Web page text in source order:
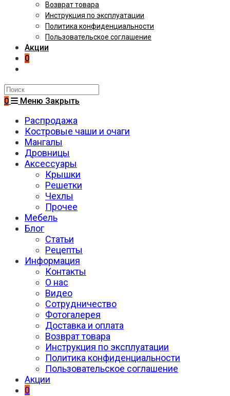
Возврат товара
Инструкция по эксплуатации
Политика конфиденциальности
Пользовательское соглашение
Акции
0
Поиск
на
0 Меню Закрыть
Распродажа
Костровые чаши и очаги
Мангалы
Дровницы
Аксессуары
Крышки
Решетки
Чехлы
Прочее
Мебель
Блог
Статьи
Рецепты
Информация
Контакты
О нас
Видео
Сотрудничество
Фотогалерея
Доставка и оплата
Возврат товара
Инструкция по эксплуатации
Политика конфиденциальности
Пользовательское соглашение
Акции
0